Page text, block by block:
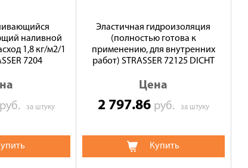
наливной
1,8 кг/м2/1
7204
руб. за штуку
Эластичная гидроизоляция
(полностью готова к
применению, для внутренних
работ) STRASSER 72125 DICHT
Цена
2 797.86 руб. за штуку
Купить